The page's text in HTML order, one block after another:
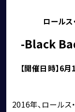
ROLLS
SINGER
ロールス
-Black
【開催日時】6
2016年、ロール